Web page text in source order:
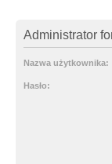
Administrator
Nazwa użytkownika:
Hasło: